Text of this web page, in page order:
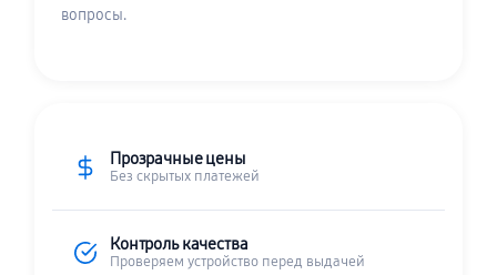
вопросы.
Прозрачные цены
Без скрытых платежей
Контроль качества
Проверяем устройство перед выдачей